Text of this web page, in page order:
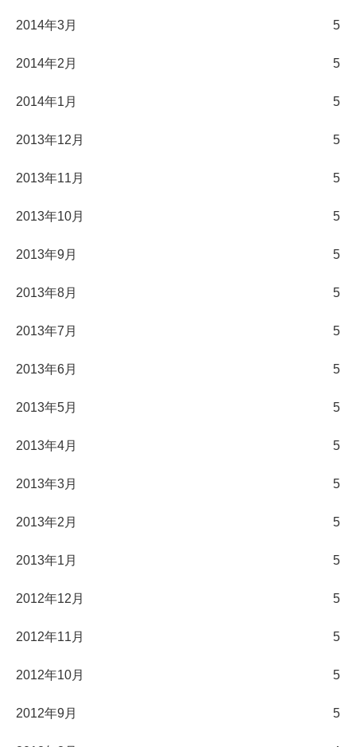
2014年3月 5
2014年2月 5
2014年1月 5
2013年12月 5
2013年11月 5
2013年10月 5
2013年9月 5
2013年8月 5
2013年7月 5
2013年6月 5
2013年5月 5
2013年4月 5
2013年3月 5
2013年2月 5
2013年1月 5
2012年12月 5
2012年11月 5
2012年10月 5
2012年9月 5